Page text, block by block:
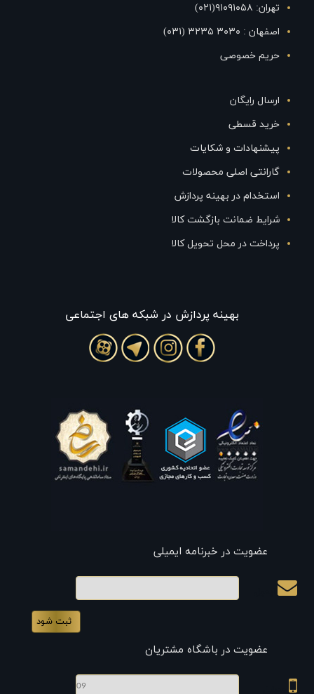
تهران: ۹۱۰۹۱۰۵۸(۰۲۱)
اصفهان : ۳۰۳۰ ۳۲۳۵ (۰۳۱)
حریم خصوصی
ارسال رایگان
خرید قسطی
پیشنهادات و شکایات
گارانتی اصلی محصولات
استخدام در بهینه پردازش
شرایط ضمانت بازگشت کالا
پرداخت در محل تحویل کالا
بهينه پردازش در شبکه های اجتماعی
عضویت در خبرنامه ایمیلی
عضویت در باشگاه مشتریان